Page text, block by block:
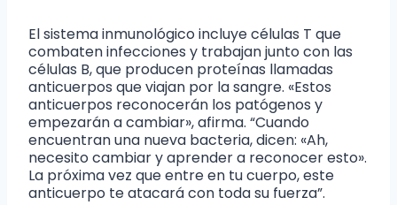
El sistema inmunológico incluye células T que
combaten infecciones y trabajan junto con las
células B, que producen proteínas llamadas
anticuerpos que viajan por la sangre. «Estos
anticuerpos reconocerán los patógenos y
empezarán a cambiar», afirma. “Cuando
encuentran una nueva bacteria, dicen: «Ah,
necesito cambiar y aprender a reconocer esto».
La próxima vez que entre en tu cuerpo, este
anticuerpo te atacará con toda su fuerza”.